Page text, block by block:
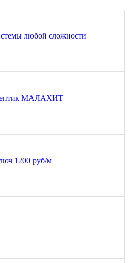
любой сложности
МАЛАХИТ
1200 руб/м